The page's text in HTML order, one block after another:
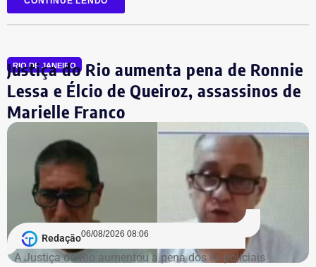
Na nova estrutura interna, foi criada a subsecretaria de
Recursos e Projetos em Ciência e Tecnologia.
Com a mudança, a nova secretaria passa a concentrar a
supervisão e subordinação de um vasto ecossistema de
órgãos, universidades e agências de fomento, incluindo
instituições de ensino e pesquisa, como a Uerj, a Uen; , a
Faetec, Fundação Cecierj e Faperj; órgãos de fomento e
agências reguladoras: como a AgeRio, a Codin, a Jucerja,
a Agenersa e o DRM-RJ; e ainda, fundos estratégicos
como o Fundo Soberano.
Segundo o texto assinado pelo governador em exercício,
RIO DE JANEIRO
Justiça do Rio aumenta pena de Ronnie
Lessa e Élcio de Queiroz, assassinos de
Marielle Franco
Redação06/08/2026 08:06
A Justiça do Rio aumentou a pena dos ex-policiais